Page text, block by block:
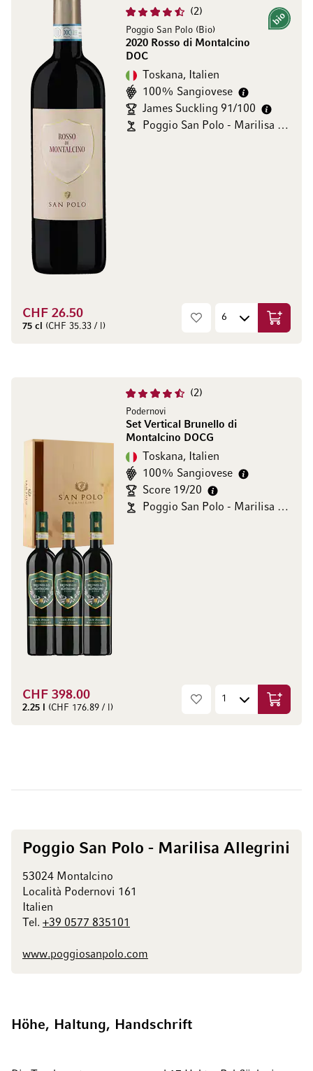
2
Poggio San Polo (Bio)
2020 Rosso di Montalcino
DOC
Bio
Toskana, Italien
100% Sangiovese
James Suckling 91/100
Poggio San Polo - Marilisa Allegrini
CHF 26.50
75 cl (CHF 35.33 / l) In den
2
Podernovi
Set Vertical Brunello di
Montalcino DOCG
Toskana, Italien
100% Sangiovese
Score 19/20
Poggio San Polo - Marilisa Allegrini
CHF 398.00
2.25 l (CHF 176.89 / l) In den
Poggio San Polo - Marilisa Allegrini
53024 Montalcino
Località Podernovi 161
Italien
Tel. +39 0577 835101
www.poggiosanpolo.com
Höhe, Haltung, Handschrift